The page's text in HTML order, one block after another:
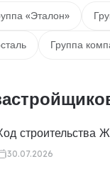
«Эталон»
Группа
30.07.2026